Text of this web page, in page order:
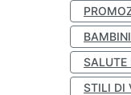
BAMBINI
SALUTE
STILI DI